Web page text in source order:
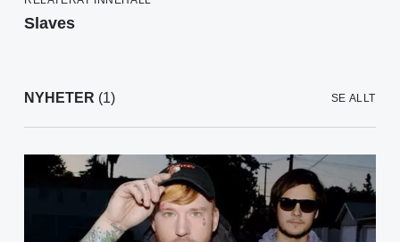
Slaves
NYHETER (1) SE ALLT